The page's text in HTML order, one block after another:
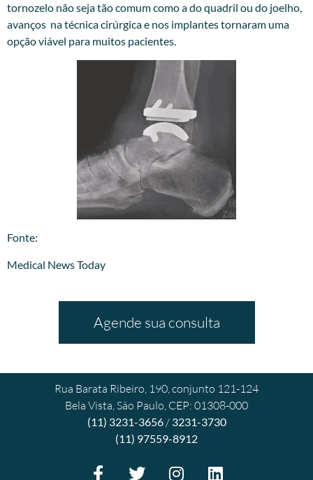
tornozelo não seja tão comum como a do quadril ou do joelho,
avanços na técnica cirúrgica e nos implantes tornaram uma
opção viável para muitos pacientes.
​Fonte:
Medical News Today
Agende sua consulta
Rua Barata Ribeiro, 190, conjunto 121-124
Bela Vista, São Paulo, CEP: 01308-000
(11) 3231-3656/ 3231-3730
(11) 97559-8912